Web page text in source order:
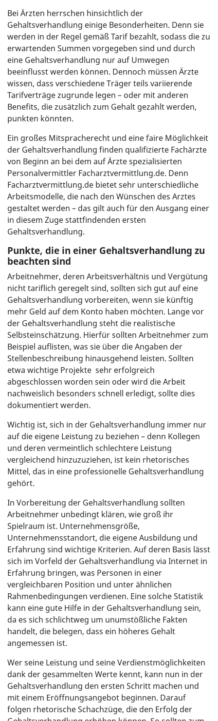
Bei Ärzten herrschen hinsichtlich der
Gehaltsverhandlung einige Besonderheiten. Denn sie
werden in der Regel gemäß Tarif bezahlt, sodass die zu
erwartenden Summen vorgegeben sind und durch
eine Gehaltsverhandlung nur auf Umwegen
beeinflusst werden können. Dennoch müssen Ärzte
wissen, dass verschiedene Träger teils variierende
Tarifverträge zugrunde legen – oder mit anderen
Benefits, die zusätzlich zum Gehalt gezahlt werden,
punkten könnten.
Ein großes Mitspracherecht und eine faire Möglichkeit
der Gehaltsverhandlung finden qualifizierte Fachärzte
von Beginn an bei dem auf Ärzte spezialisierten
Personalvermittler Facharztvermittlung.de. Denn
Facharztvermittlung.de bietet sehr unterschiedliche
Arbeitsmodelle, die nach den Wünschen des Arztes
gestaltet werden – das gilt auch für den Ausgang einer
in diesem Zuge stattfindenden ersten
Gehaltsverhandlung.
Punkte, die in einer Gehaltsverhandlung zu
beachten sind
Arbeitnehmer, deren Arbeitsverhältnis und Vergütung
nicht tariflich geregelt sind, sollten sich gut auf eine
Gehaltsverhandlung vorbereiten, wenn sie künftig
mehr Geld auf dem Konto haben möchten. Lange vor
der Gehaltsverhandlung steht die realistische
Selbsteinschätzung. Hierfür sollten Arbeitnehmer zum
Beispiel auflisten, was sie über die Angaben der
Stellenbeschreibung hinausgehend leisten. Sollten
etwa wichtige Projekte sehr erfolgreich
abgeschlossen worden sein oder wird die Arbeit
nachweislich besonders schnell erledigt, sollte dies
dokumentiert werden.
Wichtig ist, sich in der Gehaltsverhandlung immer nur
auf die eigene Leistung zu beziehen – denn Kollegen
und deren vermeintlich schlechtere Leistung
vergleichend hinzuzuziehen, ist kein rhetorisches
Mittel, das in eine professionelle Gehaltsverhandlung
gehört.
In Vorbereitung der Gehaltsverhandlung sollten
Arbeitnehmer unbedingt klären, wie groß ihr
Spielraum ist. Unternehmensgröße,
Unternehmensstandort, die eigene Ausbildung und
Erfahrung sind wichtige Kriterien. Auf deren Basis lässt
sich im Vorfeld der Gehaltsverhandlung via Internet in
Erfahrung bringen, was Personen in einer
vergleichbaren Position und unter ähnlichen
Rahmenbedingungen verdienen. Eine solche Statistik
kann eine gute Hilfe in der Gehaltsverhandlung sein,
da es sich schlichtweg um unumstößliche Fakten
handelt, die belegen, dass ein höheres Gehalt
angemessen ist.
Wer seine Leistung und seine Verdienstmöglichkeiten
dank der gesammelten Werte kennt, kann nun in der
Gehaltsverhandlung den ersten Schritt machen und
mit einem Eröffnungsangebot beginnen. Darauf
folgen rhetorische Schachzüge, die den Erfolg der